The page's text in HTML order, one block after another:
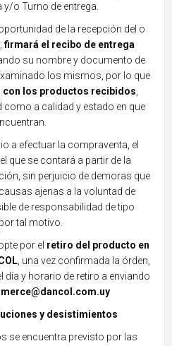
o Turno de entrega.
de la recepción del o
firmará el recibo de entrega
su nombre y documento de
los mismos, por lo que
los productos recibidos
como a calidad y estado en que
a efectuar la compraventa, el
, el que se contará a partir de la
sin perjuicio de demoras que
ajenas a la voluntad de
de responsabilidad de tipo
tal motivo.
por el retiro del producto en
, una vez confirmada la órden,
día y horario de retiro a enviando
@dancol.com.uy
y desistimientos
se encuentra previsto por las